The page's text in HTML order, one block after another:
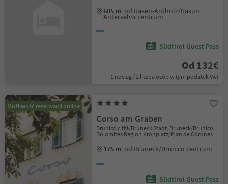
605 m od Rasen-Antholz/Rasun
Anterselva centrum
Südtirol Guest Pass
Od 132€
1 nocleg / 2 liczba osób w tym podatek VAT
Możliwość rezerwacji online
Corso am Graben
Brunico città/Bruneck Stadt, Bruneck/Brunico,
Dolomites Region Kronplatz/Plan de Corones
175 m od Bruneck/Brunico centrum
Südtirol Guest Pass